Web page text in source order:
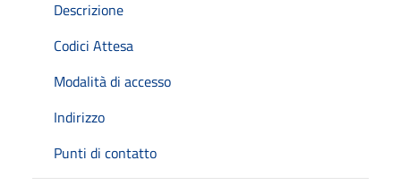
Descrizione
Codici Attesa
Modalità di accesso
Indirizzo
Punti di contatto